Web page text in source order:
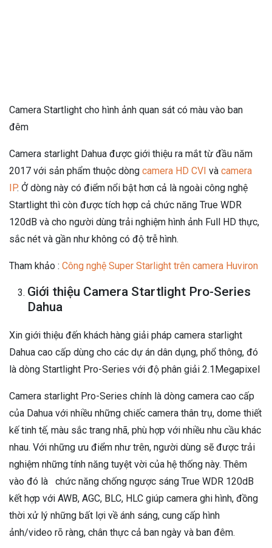
Camera Startlight cho hình ảnh quan sát có màu vào ban
đêm
Camera starlight Dahua được giới thiệu ra mắt từ đầu năm
2017 với sản phẩm thuộc dòng camera HD CVI và camera
IP. Ở dòng này có điểm nổi bật hơn cả là ngoài công nghệ
Startlight thì còn được tích hợp cả chức năng True WDR
120dB và cho người dùng trải nghiệm hình ảnh Full HD thực,
sắc nét và gần như không có độ trễ hình.
Tham khảo : Công nghệ Super Starlight trên camera Huviron
Giới thiệu Camera Startlight Pro-Series
Dahua
Xin giới thiệu đến khách hàng giải pháp camera starlight
Dahua cao cấp dùng cho các dự án dân dụng, phổ thông, đó
là dòng Startlight Pro-Series với độ phân giải 2.1Megapixel
Camera starlight Pro-Series chính là dòng camera cao cấp
của Dahua với nhiều những chiếc camera thân trụ, dome thiết
kế tinh tế, màu sắc trang nhã, phù hợp với nhiều nhu cầu khác
nhau. Với những ưu điểm như trên, người dùng sẽ được trải
nghiệm những tính năng tuyệt vời của hệ thống này. Thêm
vào đó là chức năng chống ngược sáng True WDR 120dB
kết hợp với AWB, AGC, BLC, HLC giúp camera ghi hình, đồng
thời xử lý những bất lợi về ánh sáng, cung cấp hình
ảnh/video rõ ràng, chân thực cả ban ngày và ban đêm.